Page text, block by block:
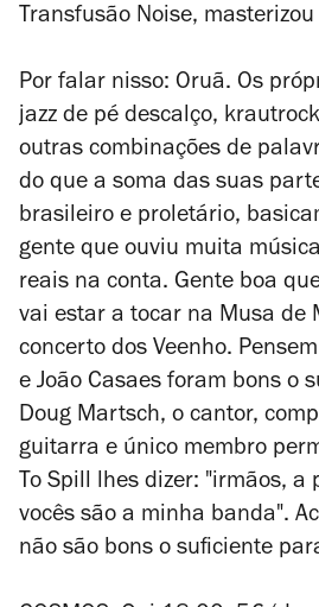
Transfusão Noise,
Por falar nisso: Oruã. Os
jazz de pé descalço,
outras combinações de
do que a soma das suas
brasileiro e proletário,
gente que ouviu muita
reais na conta. Gente boa
vai estar a tocar na Musa de
concerto dos Veenho.
e João Casaes foram bons o
Doug Martsch, o cantor,
guitarra e único membro
To Spill lhes dizer: "irmãos, a
vocês são a minha banda".
não são bons o suficiente